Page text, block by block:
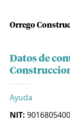
Orrego
Datos de
Ayuda
NIT: 9016805400